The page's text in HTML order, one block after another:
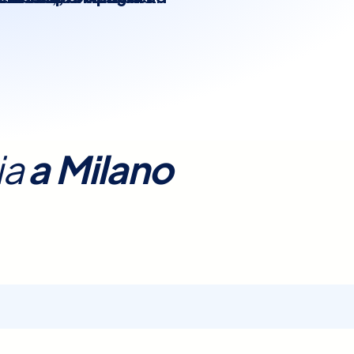
aMilano